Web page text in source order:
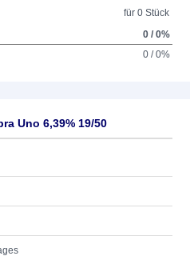
für 0 Stück
0 / 0%
0 / 0%
Uno 6,39% 19/50